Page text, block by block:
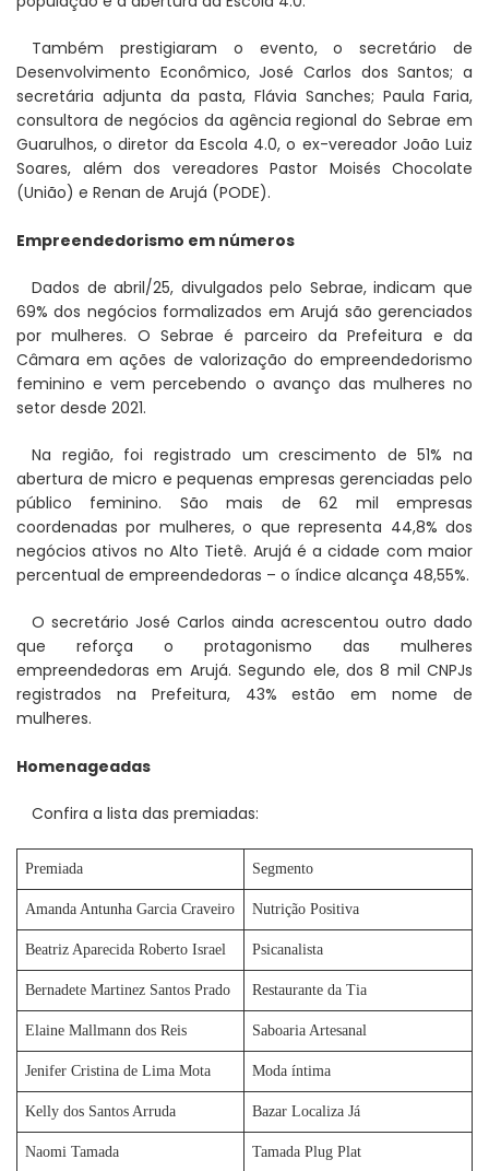
Também prestigiaram o evento, o secretário de
Desenvolvimento Econômico, José Carlos dos Santos; a
secretária adjunta da pasta, Flávia Sanches; Paula Faria,
consultora de negócios da agência regional do Sebrae em
Guarulhos, o diretor da Escola 4.0, o ex-vereador João Luiz
Soares, além dos vereadores Pastor Moisés Chocolate
(União) e Renan de Arujá (PODE).
Empreendedorismo em números
Dados de abril/25, divulgados pelo Sebrae, indicam que
69% dos negócios formalizados em Arujá são gerenciados
por mulheres. O Sebrae é parceiro da Prefeitura e da
Câmara em ações de valorização do empreendedorismo
feminino e vem percebendo o avanço das mulheres no
setor desde 2021.
Na região, foi registrado um crescimento de 51% na
abertura de micro e pequenas empresas gerenciadas pelo
público feminino. São mais de 62 mil empresas
coordenadas por mulheres, o que representa 44,8% dos
negócios ativos no Alto Tietê. Arujá é a cidade com maior
percentual de empreendedoras – o índice alcança 48,55%.
O secretário José Carlos ainda acrescentou outro dado
que reforça o protagonismo das mulheres
empreendedoras em Arujá. Segundo ele, dos 8 mil CNPJs
registrados na Prefeitura, 43% estão em nome de
mulheres.
Homenageadas
Confira a lista das premiadas:
Premiada Segmento
Amanda Antunha Garcia Craveiro Nutrição Positiva
Beatriz Aparecida Roberto Israel Psicanalista
Bernadete Martinez Santos Prado Restaurante da Tia
Elaine Mallmann dos Reis Saboaria Artesanal
Jenifer Cristina de Lima Mota Moda íntima
Kelly dos Santos Arruda Bazar Localiza Já
Naomi Tamada Tamada Plug Plat